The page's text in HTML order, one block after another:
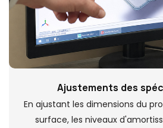
Ajustements des
En ajustant les dimensions du
surface, les niveaux